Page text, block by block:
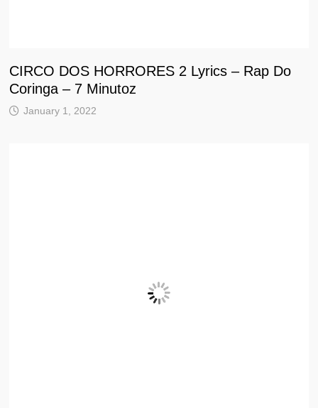
CIRCO DOS HORRORES 2 Lyrics – Rap Do
Coringa – 7 Minutoz
January 1, 2022